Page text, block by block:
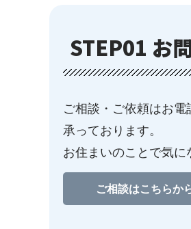
STEP01 お
ご相談・ご依頼はお
承っております。
お住まいのことで気に
ご相談はこちらか